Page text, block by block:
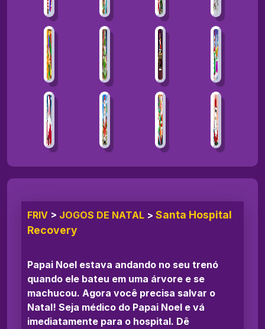
FRIV > JOGOS DE NATAL > Santa Hospital
Recovery
Papai Noel estava andando no seu trenó
quando ele bateu em uma árvore e se
machucou. Agora você precisa salvar o
Natal! Seja médico do Papai Noel e vá
imediatamente para o hospital. Dê